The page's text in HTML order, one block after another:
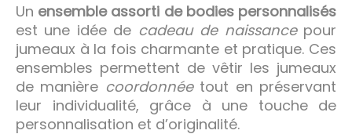
Un ensemble assorti de bodies personnalisés
est une idée de cadeau de naissancepour
jumeaux à la fois charmante et pratique. Ces
ensembles permettent de vêtir les jumeaux
de manière coordonnéetout en préservant
leur individualité, grâce à une touche de
personnalisation et d’originalité.